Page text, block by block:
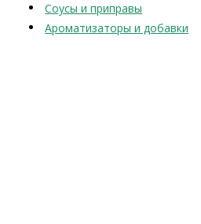
Соусы и приправы
Ароматизаторы и добавки